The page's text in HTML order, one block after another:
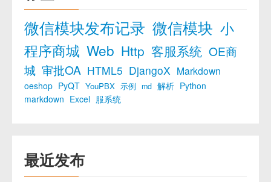
微信模块发布记录 微信模块 小
程序商城 Web Http 客服系统 OE商
城 审批OA HTML5 DjangoX Markdown
oeshop PyQT YouPBX 示例 md 解析 Python
markdown Excel 服系统
最近发布